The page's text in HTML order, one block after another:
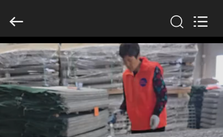
HEIM
PRODUKTE
ÜBER
UNS
Ltd..
Rights
Reserved.